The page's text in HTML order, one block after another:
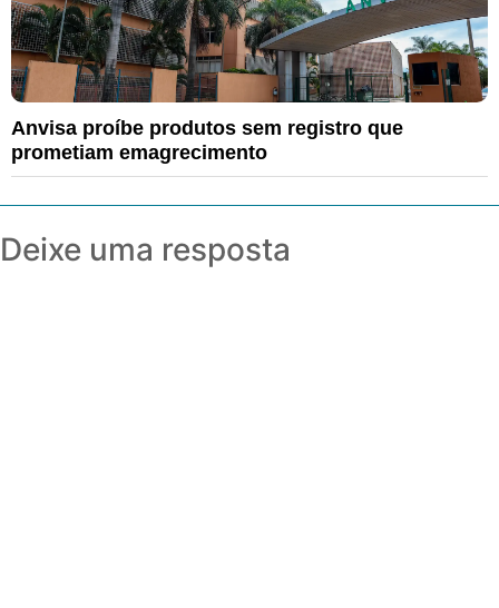
Anvisa proíbe produtos sem registro que
prometiam emagrecimento
Deixe uma resposta